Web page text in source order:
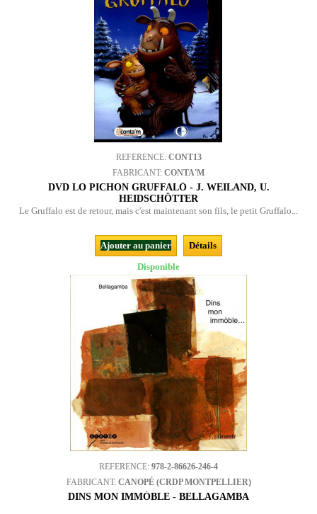
REFERENCE: CONT13
FABRICANT: CONTA'M
DVD LO PICHON GRUFFALÒ - J. WEILAND, U.
HEIDSCHÖTTER
Le Gruffalo est de retour, mais c'est maintenant son fils, le petit Gruffalo...
Ajouter au panier
Détails
Disponible
REFERENCE: 978-2-86626-246-4
FABRICANT: CANOPÉ (CRDP MONTPELLIER)
DINS MON IMMÒBLE - BELLAGAMBA